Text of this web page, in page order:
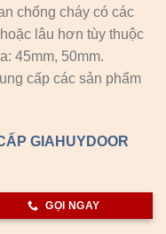
chống cháy có các
lâu hơn tùy thuộc
45mm, 50mm.
cấp các sản phẩm
GIAHUYDOOR
GỌI NGAY